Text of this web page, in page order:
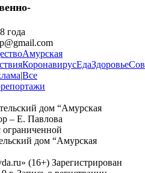
года
Амурская
КоронавирусЕдаЗдоровье
|Все
дом “Амурская
– Е. Павлова
дом “Амурская
(16+) Зарегистрирован